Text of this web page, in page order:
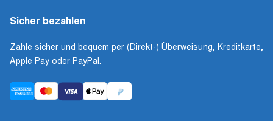
Sicher bezahlen
Zahle sicher und bequem per (Direkt-) Überweisung, Kreditkarte,
Apple Pay oder PayPal.